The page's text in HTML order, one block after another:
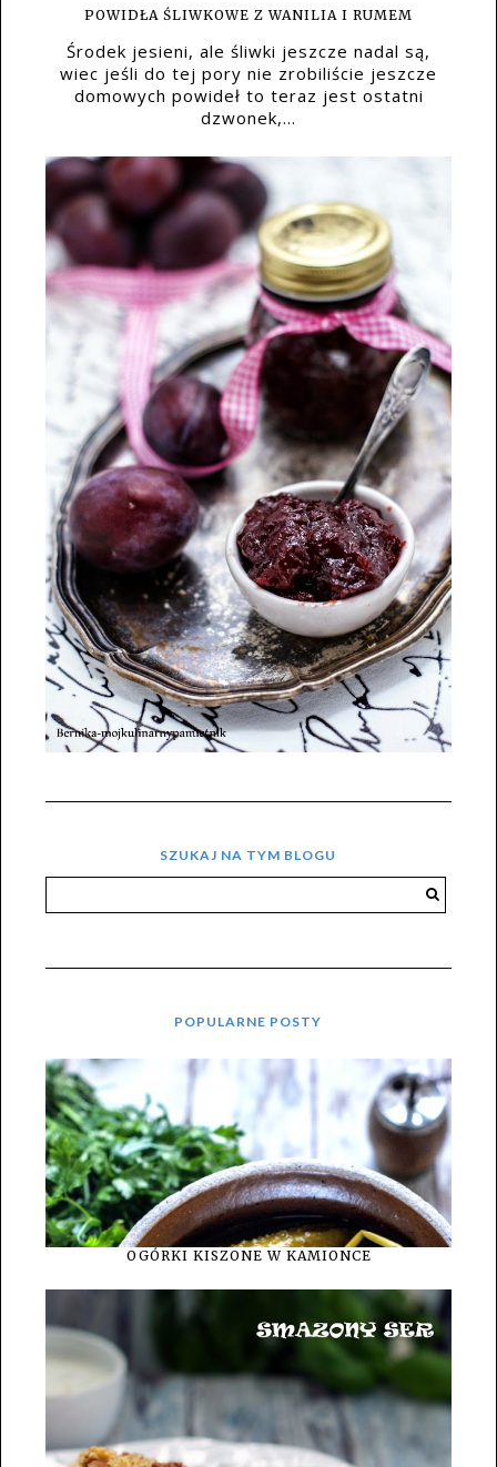
POWIDŁA ŚLIWKOWE Z WANILIA I RUMEM
Środek jesieni, ale śliwki jeszcze nadal są,
wiec jeśli do tej pory nie zrobiliście jeszcze
domowych powideł to teraz jest ostatni
dzwonek,...
SZUKAJ NA TYM BLOGU
POPULARNE POSTY
OGÓRKI KISZONE W KAMIONCE